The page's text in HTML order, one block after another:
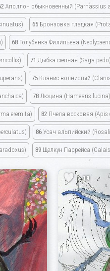
Аполлон обыкновенный (Parnassius
65 Бронзовка гладкая
68 Голубянка Филипьева
71 Дыбка степная (Saga
75 Кланис волнистый
78 Люцина (Hamearis lucina)
eremita) 82 Пчела восковая (Apis
86 Усач альпийский
89 Щелкун Паррейса
19